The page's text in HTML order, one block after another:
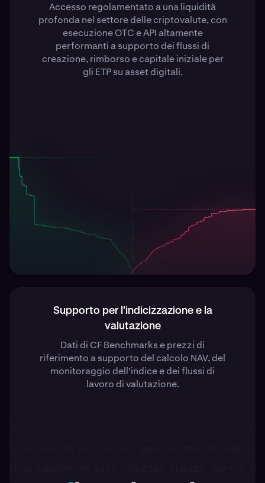
Accesso regolamentato a una liquidità
profonda nel settore delle criptovalute, con
esecuzione OTC e API altamente
performanti a supporto dei flussi di
creazione, rimborso e capitale iniziale per
gli ETP su asset digitali.
Supporto per l'indicizzazione e la
valutazione
Dati di CF Benchmarks e prezzi di
riferimento a supporto del calcolo NAV, del
monitoraggio dell'indice e dei flussi di
lavoro di valutazione.